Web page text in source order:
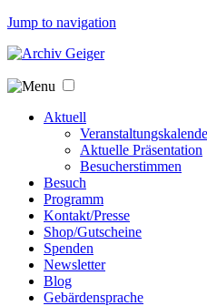
Jump to navigation
Aktuell
Aktuelle Präsentation
Besucherstimmen
Besuch
Programm
Kontakt/Presse
Shop/Gutscheine
Spenden
Newsletter
Blog
Gebärdensprache